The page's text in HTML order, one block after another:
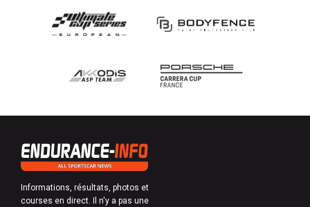
Informations, résultats, photos et
courses en direct. Il n'y a pas une